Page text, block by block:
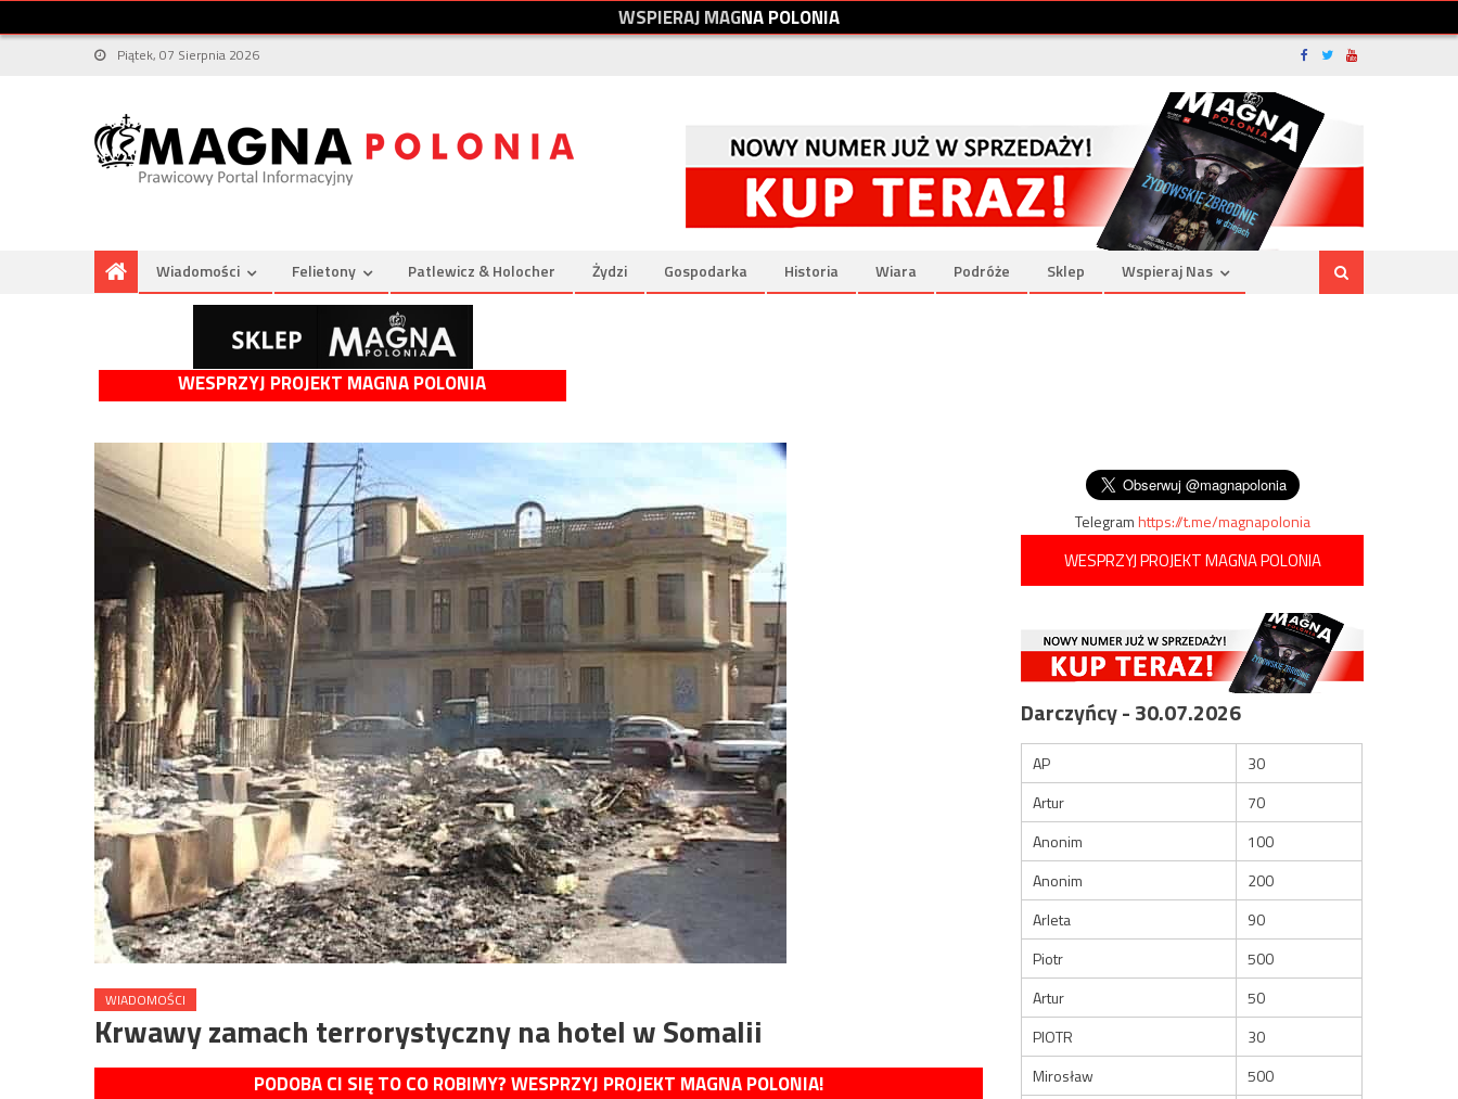
WSPIERAJMAGNAPOLONIA
Piątek, 07 Sierpnia 2026
Wiadomości Felietony Patlewicz & Holocher Żydzi Gospodarka Historia Wiara Podróże Sklep Wspieraj Nas
WESPRZYJ PROJEKT MAGNA POLONIA
WIADOMOŚCI
Krwawy zamach terrorystyczny na hotel w Somalii
PODOBA CI SIĘ TO CO ROBIMY? WESPRZYJ PROJEKT MAGNA POLONIA!
Telegramhttps://t.me/magnapolonia
WESPRZYJ PROJEKT MAGNA POLONIA
Darczyńcy - 30.07.2026
AP
30
Artur
70
Anonim
100
Anonim
200
Arleta
90
Piotr
500
Artur
50
PIOTR
30
Mirosław
500